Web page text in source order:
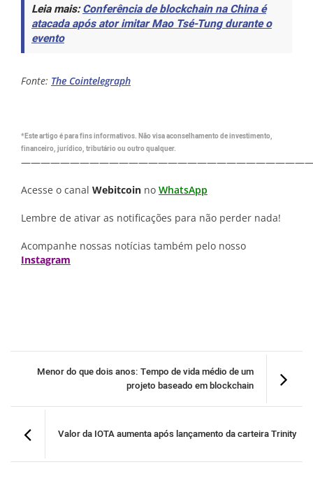
Leia mais:Conferência de blockchain na China é
atacada após ator imitar Mao Tsé-Tung durante o
evento
Fonte: The Cointelegraph
*Este artigo é para fins informativos. Não visa aconselhamento de investimento,
financeiro, jurídico, tributário ou outro qualquer.
Acesse o canal Webitcoin no WhatsApp
Lembre de ativar as notificações para não perder nada!
Acompanhe nossas notícias também pelo nosso
Instagram
Menor do que dois anos: Tempo de vida médio de um
projeto baseado em blockchain
Valor da IOTA aumenta após lançamento da carteira Trinity